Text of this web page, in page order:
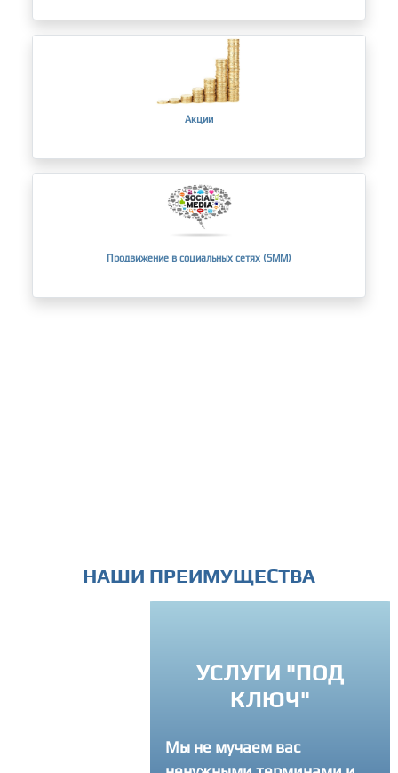
Акции
Продвижение в социальных сетях (SMM)
НАШИ ПРЕИМУЩЕСТВА
Вы можете